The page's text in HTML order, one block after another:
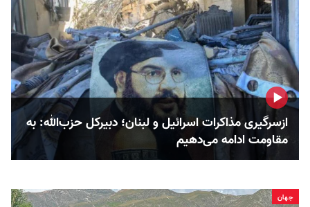
ازسرگیری مذاکرات اسرائیل و لبنان؛ دبیرکل حزب‌الله: به
مقاومت ادامه می‌دهیم
جهان